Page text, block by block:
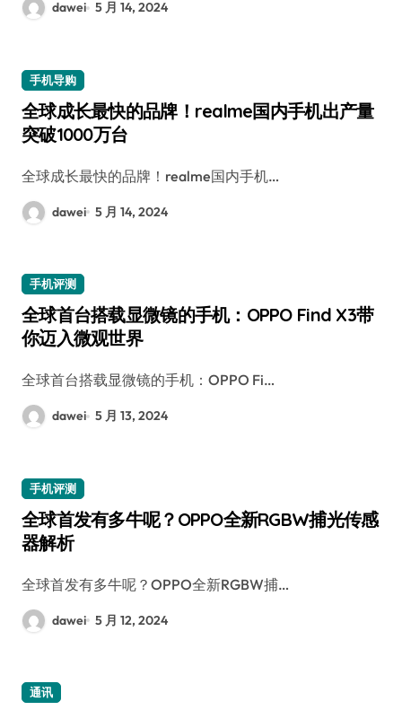
dawei 5 月 14, 2024
手机导购
全球成长最快的品牌！realme国内手机出产量
突破1000万台
全球成长最快的品牌！realme国内手机…
dawei 5 月 14, 2024
手机评测
全球首台搭载显微镜的手机：OPPO Find X3带
你迈入微观世界
全球首台搭载显微镜的手机：OPPO Fi…
dawei 5 月 13, 2024
手机评测
全球首发有多牛呢？OPPO全新RGBW捕光传感
器解析
全球首发有多牛呢？OPPO全新RGBW捕…
dawei 5 月 12, 2024
通讯